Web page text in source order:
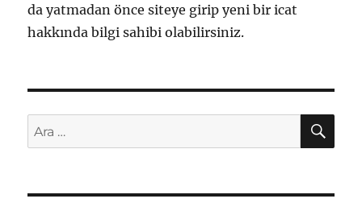
da yatmadan önce siteye girip yeni bir icat
hakkında bilgi sahibi olabilirsiniz.
Ara: